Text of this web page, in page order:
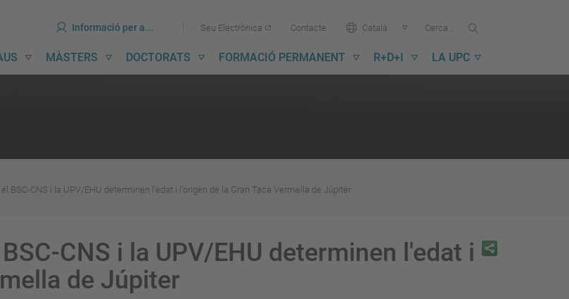
Ves
al
contingut
Ves
al
menú
Informació per a... Seu Electrònica Contacte Idioma:Català Cercar...
UPC
MÀSTERS DOCTORATS FORMACIÓ PERMANENT R+D+I LA UPC
BSC-CNS i la UPV/EHU determinen l'edat i l'origen de la Gran Taca Vermella de Júpiter
CNS i la UPV/EHU determinen l'edat i
de Júpiter